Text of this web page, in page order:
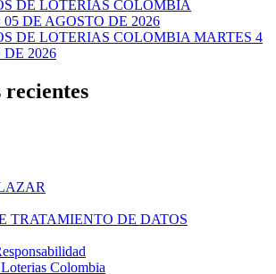
DE LOTERIAS COLOMBIA
DE AGOSTO DE 2026
DE LOTERIAS COLOMBIA MARTES 4
2026
TRATAMIENTO DE DATOS
Colombia